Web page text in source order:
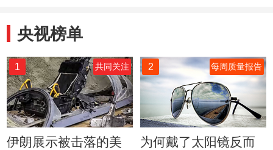
央视榜单
1 共同关注
伊朗展示被击落的美
2 每周质量报告
为何戴了太阳镜反而